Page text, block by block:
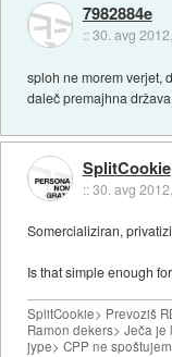
7982884e
::30. avg
sploh ne morem verjet,
daleč premajhna
SplitCookie
::30. avg
Somercializiran,
Is that simple enough
SplitCookie> Prevoziš
Ramon dekers> Ječa
jype> CPP ne spoštujem